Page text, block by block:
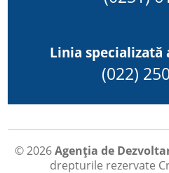
Linia
(022)
© 2026Agenția de
drepturile rezervate